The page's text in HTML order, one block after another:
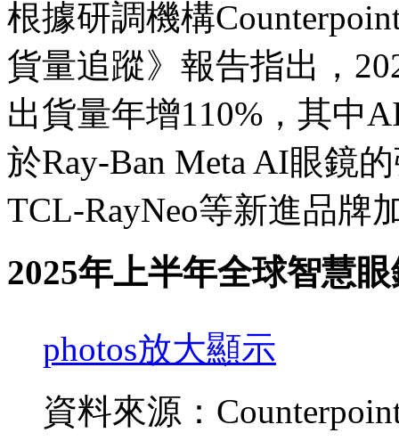
根據研調機構
貨量追蹤》報告指出，
出貨量年增110%，其中
於Ray-Ban Meta AI眼鏡
TCL-RayNeo等新進品牌
2025年上半年全球智慧
photos放大顯示
資料來源：